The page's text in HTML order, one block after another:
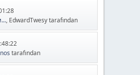
, EdwardTwesy tarafından
tarafından